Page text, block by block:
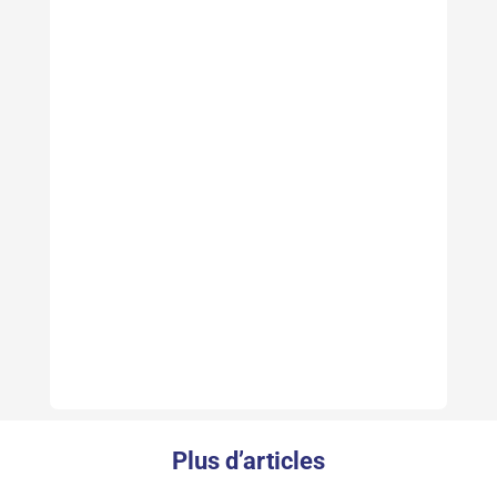
Plus d’articles